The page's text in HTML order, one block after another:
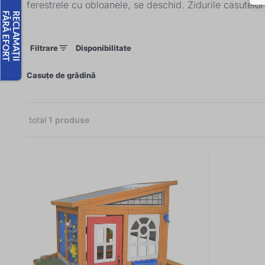
ferestrele cu obloanele, se deschid. Zidurile
Filtrare Disponibilitate
Casuțe de grădină
total 1 produse